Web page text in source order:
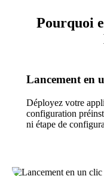
Pourquoi
Lancement en
Déployez votre
configuration
ni étape de